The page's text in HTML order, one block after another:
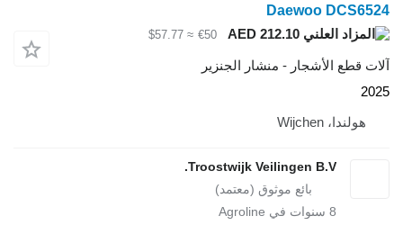
Daewoo
AED 212.10
€50
≈ $57.77
- منشار الجنزير
Troostwijk Veilingen
سنوات في Agroline